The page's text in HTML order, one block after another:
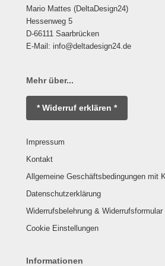
Mario Mattes (DeltaDesign24)
Hessenweg 5
D-66111 Saarbrücken
E-Mail: info@deltadesign24.de
Mehr über...
* Widerruf erklären *
Impressum
Kontakt
Allgemeine Geschäftsbedingungen mit
Datenschutzerklärung
Widerrufsbelehrung & Widerrufsformular
Cookie Einstellungen
Informationen